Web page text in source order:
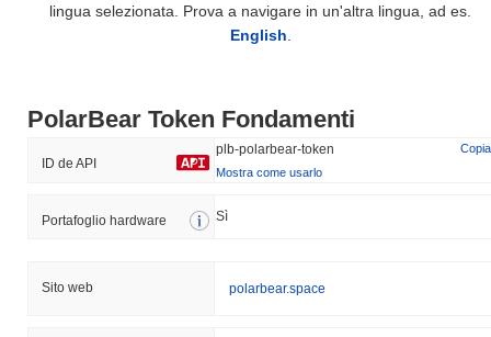
lingua selezionata. Prova a navigare in un'altra lingua, ad es.
English
PolarBear Token Fondamenti
ID de API
plb-polarbear-token
Copia
Mostra come usarlo
Portafoglio hardware Sì
Sito web polarbear.space